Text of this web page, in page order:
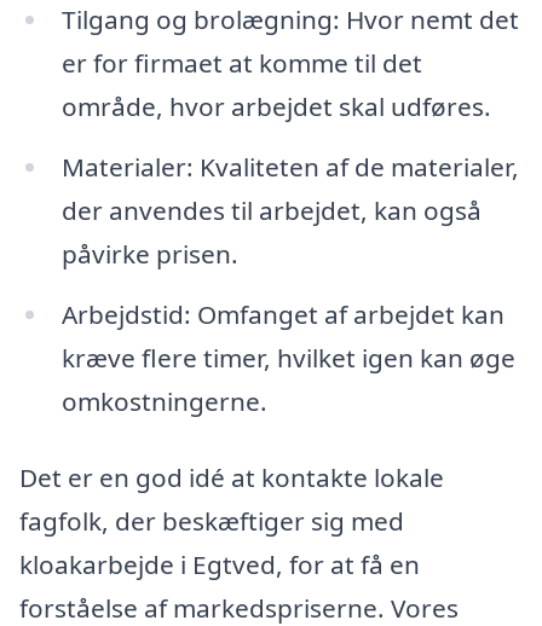
Tilgang og brolægning: Hvor nemt det
er for firmaet at komme til det
område, hvor arbejdet skal udføres.
Materialer: Kvaliteten af de materialer,
der anvendes til arbejdet, kan også
påvirke prisen.
Arbejdstid: Omfanget af arbejdet kan
kræve flere timer, hvilket igen kan øge
omkostningerne.
Det er en god idé at kontakte lokale
fagfolk, der beskæftiger sig med
kloakarbejde i Egtved, for at få en
forståelse af markedspriserne. Vores